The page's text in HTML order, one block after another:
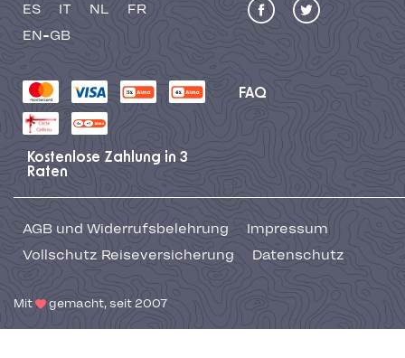
ES IT NL
FR
EN-GB
FAQ
Kostenlose Zahlung in 3
Raten
AGB und Widerrufsbelehrung
Impressum
Vollschutz Reiseversicherung
Datenschutz
Mit gemacht, seit 2007